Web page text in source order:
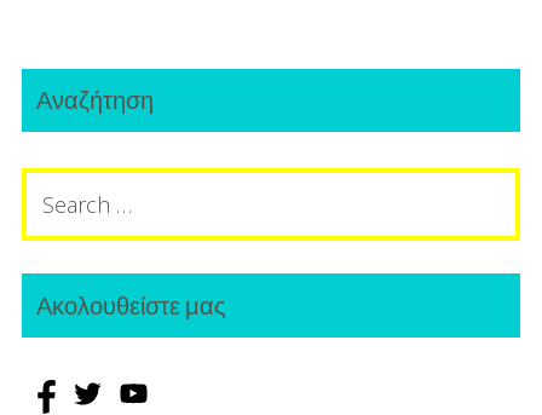
navigation
Primary
Sidebar
Αναζήτηση
Search
for:
Ακολουθείστε μας